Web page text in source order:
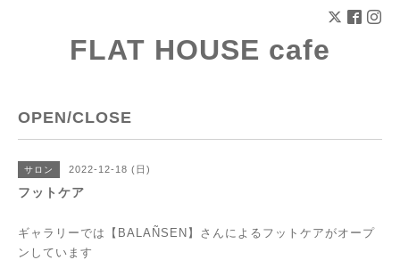
FLAT HOUSE cafe
OPEN/CLOSE
サロン 2022-12-18 (日)
フットケア
ギャラリーでは【BALAÑSEN】さんによるフットケアがオープ
ンしています